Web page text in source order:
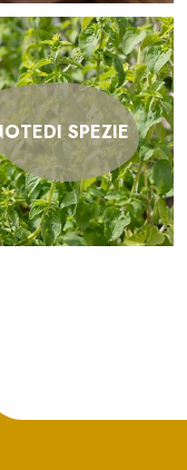
SPEZIE